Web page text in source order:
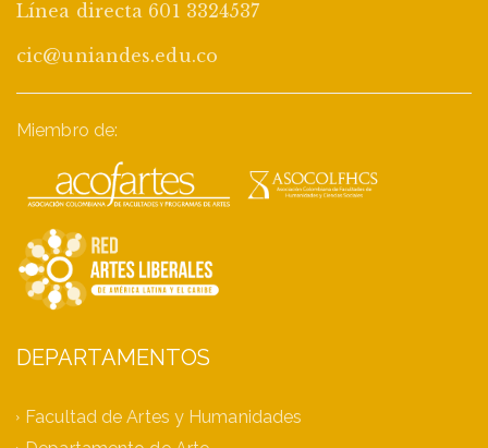
Línea directa 601 3324537
cic@uniandes.edu.co
Miembro de:
DEPARTAMENTOS
Facultad de Artes y Humanidades